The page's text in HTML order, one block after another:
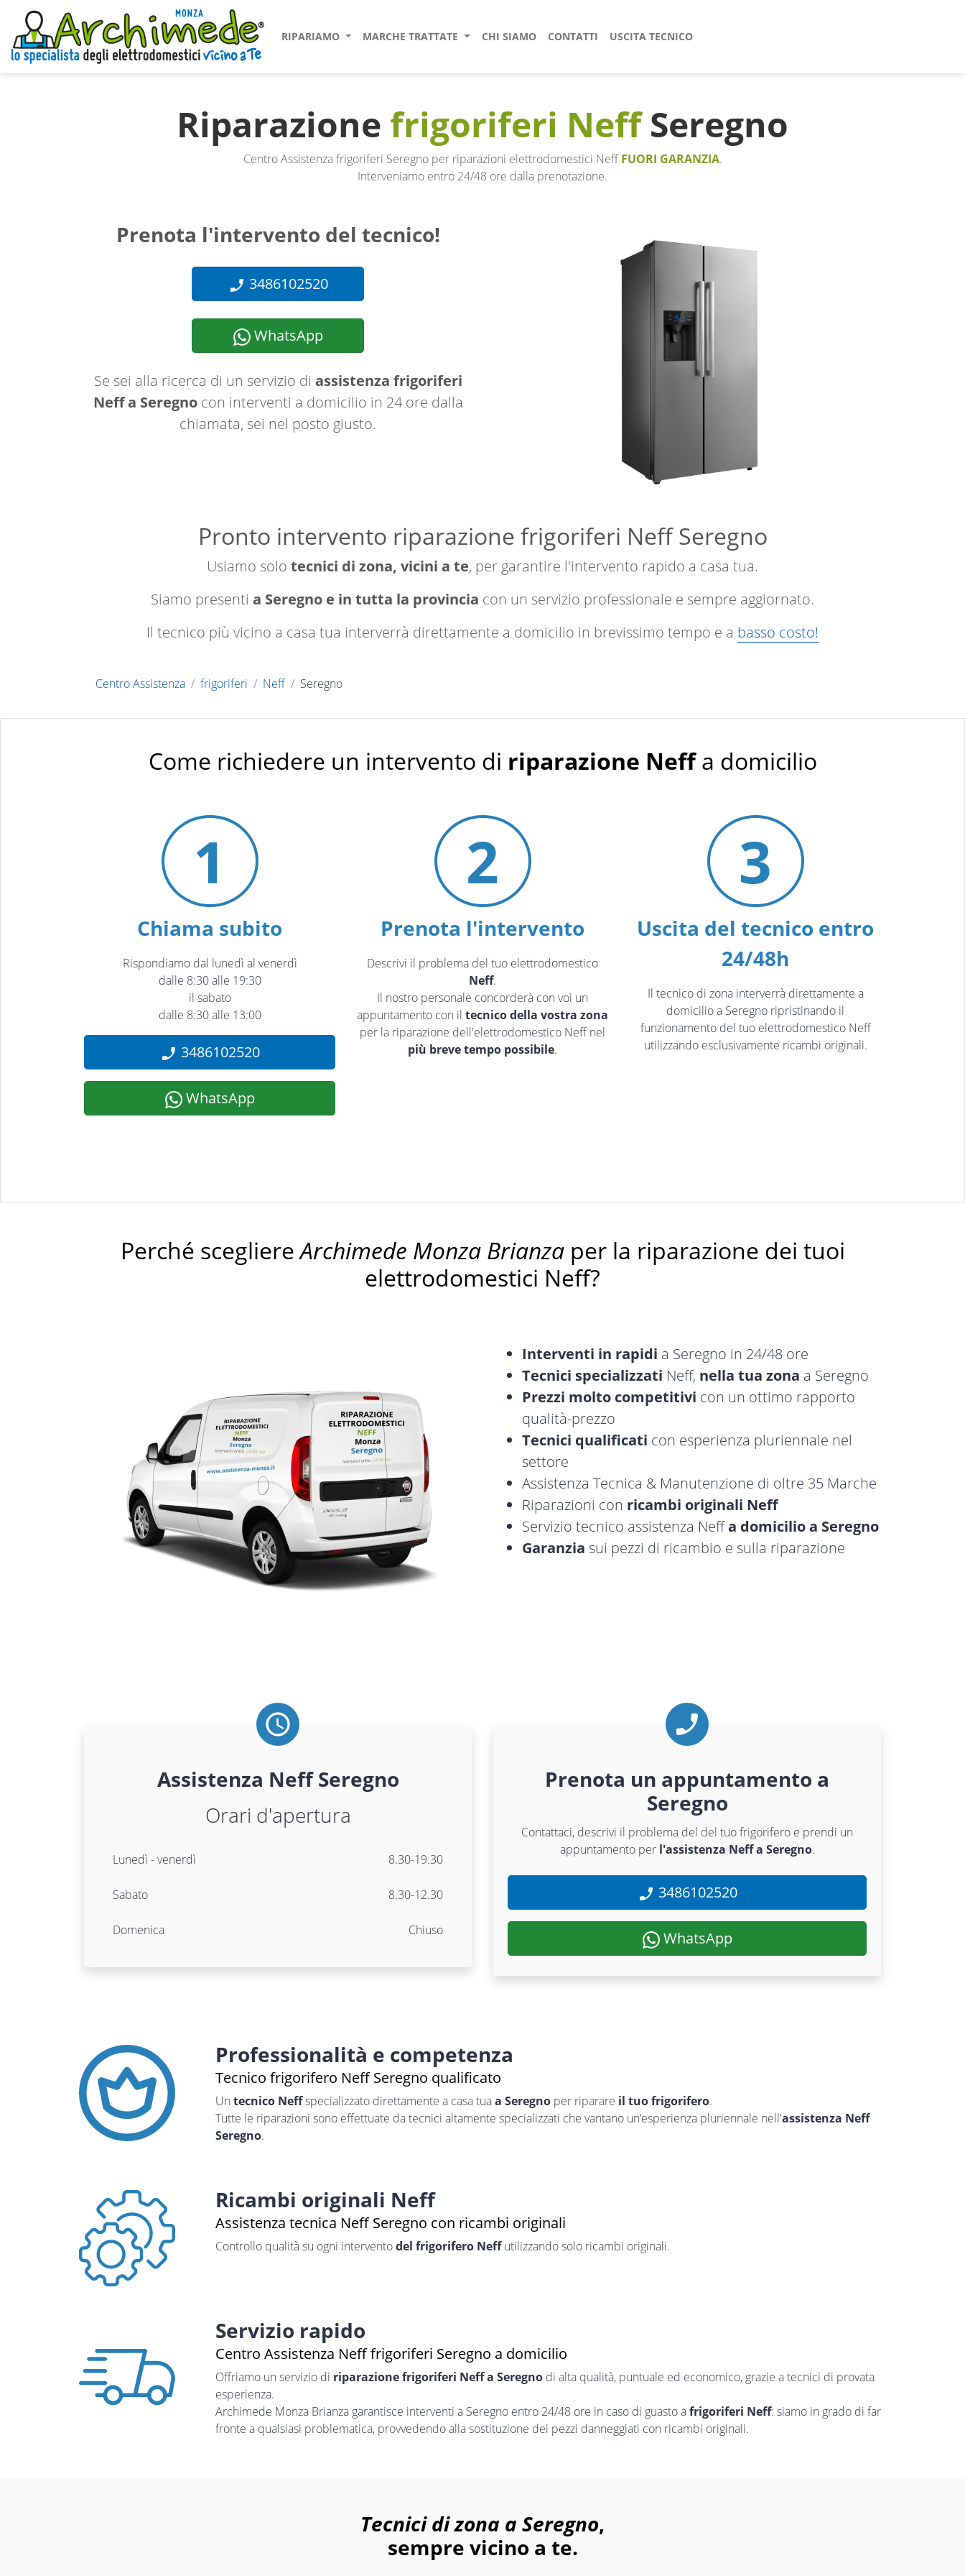
RIPARIAMO MARCHE TRATTATE CHI SIAMO CONTATTI USCITA TECNICO
Riparazione frigoriferi NeffSeregno
Centro Assistenza frigoriferi Seregno per riparazioni elettrodomestici NeffFUORI GARANZIA.
Interveniamo entro 24/48 ore dalla prenotazione.
Prenota l'intervento del tecnico!
3486102520
WhatsApp
Se sei alla ricerca di un servizio di assistenza frigoriferi
Neff a Seregnocon interventi a domicilio in 24 ore dalla
chiamata, sei nel posto giusto.
Pronto intervento riparazione frigoriferi Neff Seregno
Usiamo solo tecnici di zona, vicini a te, per garantire l'intervento rapido a casa tua.
Siamo presenti a Seregno e in tutta la provincia con un servizio professionale e sempre aggiornato.
Il tecnico più vicino a casa tua interverrà direttamente a domicilio in brevissimo tempo e a basso costo!
Centro Assistenza frigoriferi Neff Seregno
Come richiedere un intervento di riparazione Neffa domicilio
1
Chiama subito
Rispondiamo dal lunedì al venerdì
dalle 8:30 alle 19:30
il sabato
dalle 8:30 alle 13:00
3486102520
WhatsApp
2
Prenota l'intervento
Descrivi il problema del tuo elettrodomestico
Neff.
Il nostro personale concorderà con voi un
appuntamento con il tecnico della vostra zona
per la riparazione dell'elettrodomestico Neff nel
più breve tempo possibile.
3
Uscita del tecnico entro
24/48h
Il tecnico di zona interverrà direttamente a
domicilio a Seregno ripristinando il
funzionamento del tuo elettrodomestico Neff
utilizzando esclusivamente ricambi originali.
Perché scegliereArchimede Monza Brianzaper la riparazione dei tuoi
elettrodomestici Neff?
Interventi in rapidi a Seregno in 24/48 ore
Tecnici specializzati Neff, nella tua zona a Seregno
Prezzi molto competitivi con un ottimo rapporto
qualità-prezzo
Tecnici qualificati con esperienza pluriennale nel
settore
Assistenza Tecnica & Manutenzione di oltre 35 Marche
Riparazioni con ricambi originali Neff
Servizio tecnico assistenza Neffa domicilio a Seregno
Garanzia sui pezzi di ricambio e sulla riparazione
Assistenza NeffSeregno
Orari d'apertura
Lunedì - venerdì 8.30-19.30
Sabato 8.30-12.30
Domenica Chiuso
Prenota un appuntamento a
Seregno
Contattaci, descrivi il problema del del tuo frigorifero e prendi un
appuntamento per l'assistenza Neff a Seregno.
3486102520
WhatsApp
Professionalità e competenza
Tecnico frigorifero Neff Seregno qualificato
Un tecnico Neffspecializzato direttamente a casa tuaa Seregno per riparare il tuo frigorifero.
Tutte le riparazioni sono effettuate da tecnici altamente specializzati che vantano un’esperienza pluriennale nell'assistenza Neff
Seregno.
Ricambi originali Neff
Assistenza tecnica Neff Seregno con ricambi originali
Controllo qualità su ogni interventodel frigorifero Neffutilizzando solo ricambi originali.
Servizio rapido
Centro Assistenza Neff frigoriferi Seregno a domicilio
Offriamo un servizio di riparazione frigoriferi Neff a Seregno di alta qualità, puntuale ed economico, grazie a tecnici di provata
esperienza.
Archimede Monza Brianza garantisce interventi a Seregno entro 24/48 ore in caso di guasto afrigoriferi Neff: siamo in grado di far
fronte a qualsiasi problematica, provvedendo alla sostituzione dei pezzi danneggiati con ricambi originali.
Tecnici di zona a Seregno,
sempre vicino a te.